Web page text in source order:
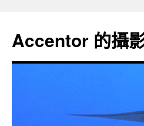
Accentor 的攝